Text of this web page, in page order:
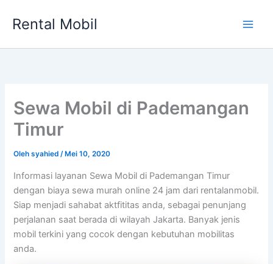
Rental Mobil
Sewa Mobil di Pademangan
Timur
Olehsyahied/ Mei 10, 2020
Informasi layanan Sewa Mobil di Pademangan Timur
dengan biaya sewa murah online 24 jam dari rentalanmobil.
Siap menjadi sahabat aktfititas anda, sebagai penunjang
perjalanan saat berada di wilayah Jakarta. Banyak jenis
mobil terkini yang cocok dengan kebutuhan mobilitas
anda.